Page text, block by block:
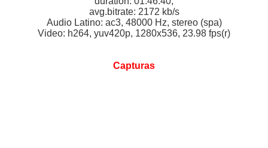
avg.bitrate: 2172 kb/s
Audio Latino: ac3, 48000 Hz, stereo (spa)
Video: h264, yuv420p, 1280x536, 23.98 fps(r)
Capturas